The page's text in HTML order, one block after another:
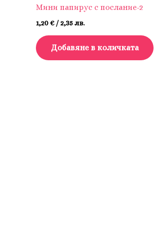
Мини папирус с послание-2
1,20 € / 2,35 лв.
Добавяне в количката